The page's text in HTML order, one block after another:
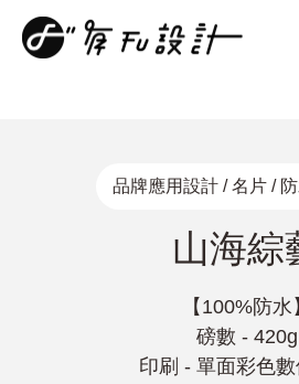
金名片、凹凸名片、質感名片、招牌
計、打凹名片、打凸名片、壓紋名片、
品牌應用設計 / 名片 /
山海綜
【100%防水
磅數 - 420g
印刷 - 單面彩色數